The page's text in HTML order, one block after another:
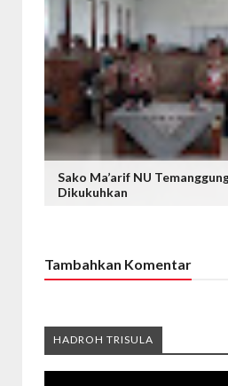
Sako Ma’arif NU
Dikukuhkan
Tambahkan Komentar
HADROH TRISULA